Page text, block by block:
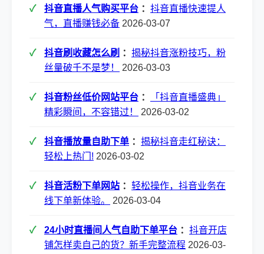
抖音直播人气购买平台 ： 抖音直播快速提人
气，直播赚钱必备 2026-03-07
抖音刷收藏怎么刷 ： 揭秘抖音涨粉技巧，粉
丝量破千不是梦！
2026-03-03
抖音粉丝低价网站平台 ：
「抖音直播盛典」
精彩瞬间，不容错过！
2026-03-02
抖音播放量自助下单 ： 揭秘抖音走红秘诀：
轻松上热门! 2026-03-02
抖音活粉下单网站 ： 轻松操作，抖音业务在
线下单新体验。
2026-03-04
24小时直播间人气自助下单平台 ： 抖音开店
铺怎样卖自己的货？新手完整流程 2026-03-